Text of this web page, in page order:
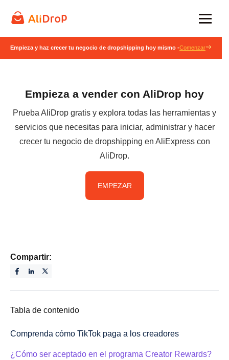
Empieza y haz crecer tu negocio de dropshipping hoy mismo -Comenzar
Empieza a vender con AliDrop hoy
Prueba AliDrop gratis y explora todas las herramientas y
servicios que necesitas para iniciar, administrar y hacer
crecer tu negocio de dropshipping en AliExpress con
AliDrop.
EMPEZAR
Compartir:
Tabla de contenido
Comprenda cómo TikTok paga a los creadores
¿Cómo ser aceptado en el programa Creator Rewards?